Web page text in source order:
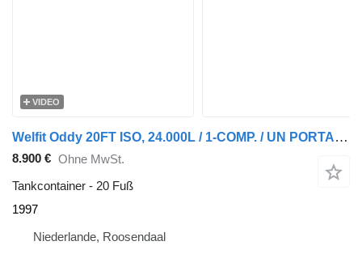
VIDEO
Welfit Oddy 20FT ISO, 24.000L / 1-COMP. / UN PORTABLE T11/ valid 2,5Y/CSC-in
8.900 € Ohne MwSt.
Tankcontainer - 20 Fuß
1997
Niederlande, Roosendaal